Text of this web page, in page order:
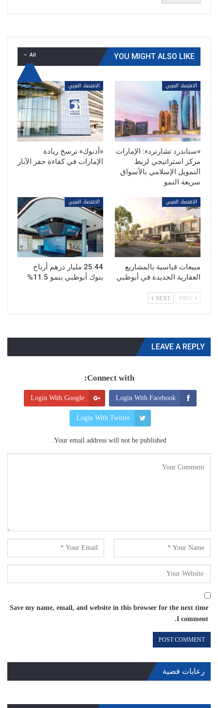
All YOU MIGHT ALSO LIKE
الاقتصاد العربي
«ستاندرد تشارترد»: الإمارات
مركز استراتيجي لربط
التمويل الإسلامي بالأسواق
سريعة النمو
الاقتصاد العربي
«أدنوك» ترسخ ريادة
الإمارات في كفاءة حفر الآبار
الاقتصاد العربي
مبيعات قياسية بالمشاريع
العقارية الجديدة في أبوظبي
الاقتصاد العربي
25.44 مليار درهم أرباح
بنوك أبوظبي بنمو 11.5%
NEXT
LEAVE A REPLY
Connect with:
Login With Facebook
Login With Google
Login With Twitter
Your email address will not be published.
Save my name, email, and website in this browser for the next time
I comment.
رعايات فضية